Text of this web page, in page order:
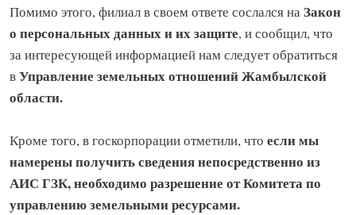
Помимо этого, филиал в своем ответе сослался на Закон
о персональных данных и их защите, и сообщил, что
за интересующей информацией нам следует обратиться
вУправление земельных отношений Жамбылской
области.
Кроме того, в госкорпорации отметили, что если мы
намерены получить сведения непосредственно из
АИС ГЗК, необходимо разрешение от Комитета по
управлению земельными ресурсами.